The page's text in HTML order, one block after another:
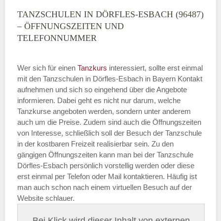
TANZSCHULEN IN DÖRFLES-ESBACH (96487)
– ÖFFNUNGSZEITEN UND
TELEFONNUMMER
Wer sich für einen Tanzkurs interessiert, sollte erst einmal
mit den Tanzschulen in Dörfles-Esbach in Bayern Kontakt
aufnehmen und sich so eingehend über die Angebote
informieren. Dabei geht es nicht nur darum, welche
Tanzkurse angeboten werden, sondern unter anderem
auch um die Preise. Zudem sind auch die Öffnungszeiten
von Interesse, schließlich soll der Besuch der Tanzschule
in der kostbaren Freizeit realisierbar sein. Zu den
gängigen Öffnungszeiten kann man bei der Tanzschule
Dörfles-Esbach persönlich vorstellig werden oder diese
erst einmal per Telefon oder Mail kontaktieren. Häufig ist
man auch schon nach einem virtuellen Besuch auf der
Website schlauer.